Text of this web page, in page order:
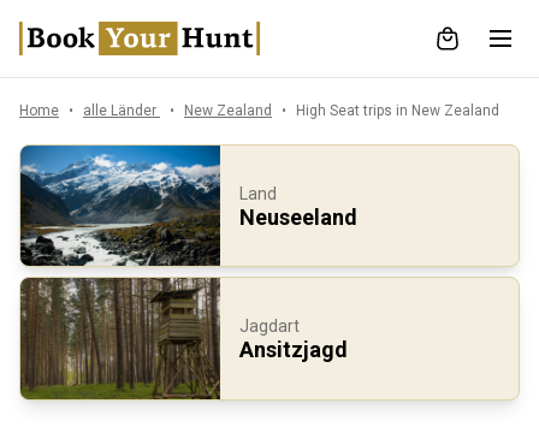
Home alle Länder New Zealand High Seat trips in New Zealand
Land
Neuseeland
Jagdart
Ansitzjagd